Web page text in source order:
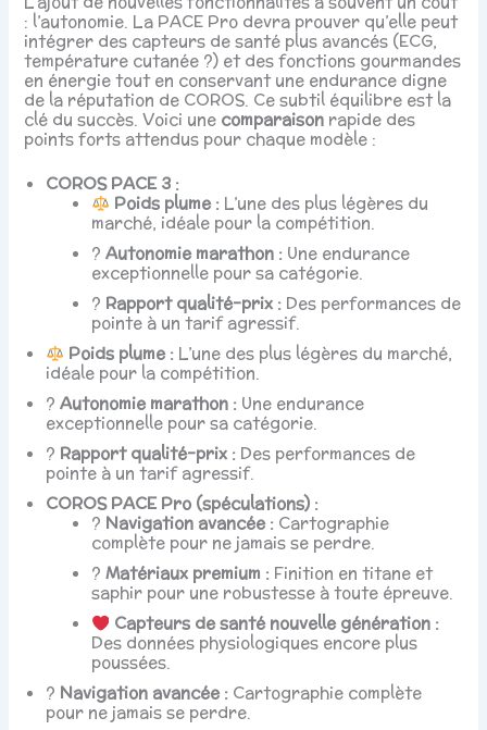
: l’autonomie. La PACE Pro devra prouver qu’elle peut
intégrer des capteurs de santé plus avancés (ECG,
température cutanée ?) et des fonctions gourmandes
en énergie tout en conservant une endurance digne
de la réputation de COROS. Ce subtil équilibre est la
clé du succès. Voici une comparaison rapide des
points forts attendus pour chaque modèle :
COROS PACE 3 :
Poids plume :L’une des plus légères du
marché, idéale pour la compétition.
?Autonomie marathon : Une endurance
exceptionnelle pour sa catégorie.
? Rapport qualité-prix : Des performances de
pointe à un tarif agressif.
Poids plume : L’une des plus légères du marché,
idéale pour la compétition.
?Autonomie marathon : Une endurance
exceptionnelle pour sa catégorie.
? Rapport qualité-prix : Des performances de
pointe à un tarif agressif.
COROS PACE Pro (spéculations) :
?️ Navigation avancée : Cartographie
complète pour ne jamais se perdre.
?Matériaux premium : Finition en titane et
saphir pour une robustesse à toute épreuve.
Capteurs de santé nouvelle génération :
Des données physiologiques encore plus
poussées.
?️ Navigation avancée : Cartographie complète
pour ne jamais se perdre.